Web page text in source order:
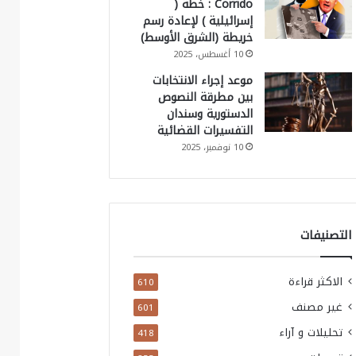
Corrido : خطة (
إسرائيلية ) لإعادة رسم
خريطة (الشرق الأوسط)
10 أغسطس، 2025
موعد إجراء الانتخابات
بين مطرقة النصوص
الدستورية وسندان
التفسيرات القضائية
10 نوفمبر، 2025
التصنيفات
الاكثر قراءة 610
غير مصنف 601
تحليلات و آراء 418